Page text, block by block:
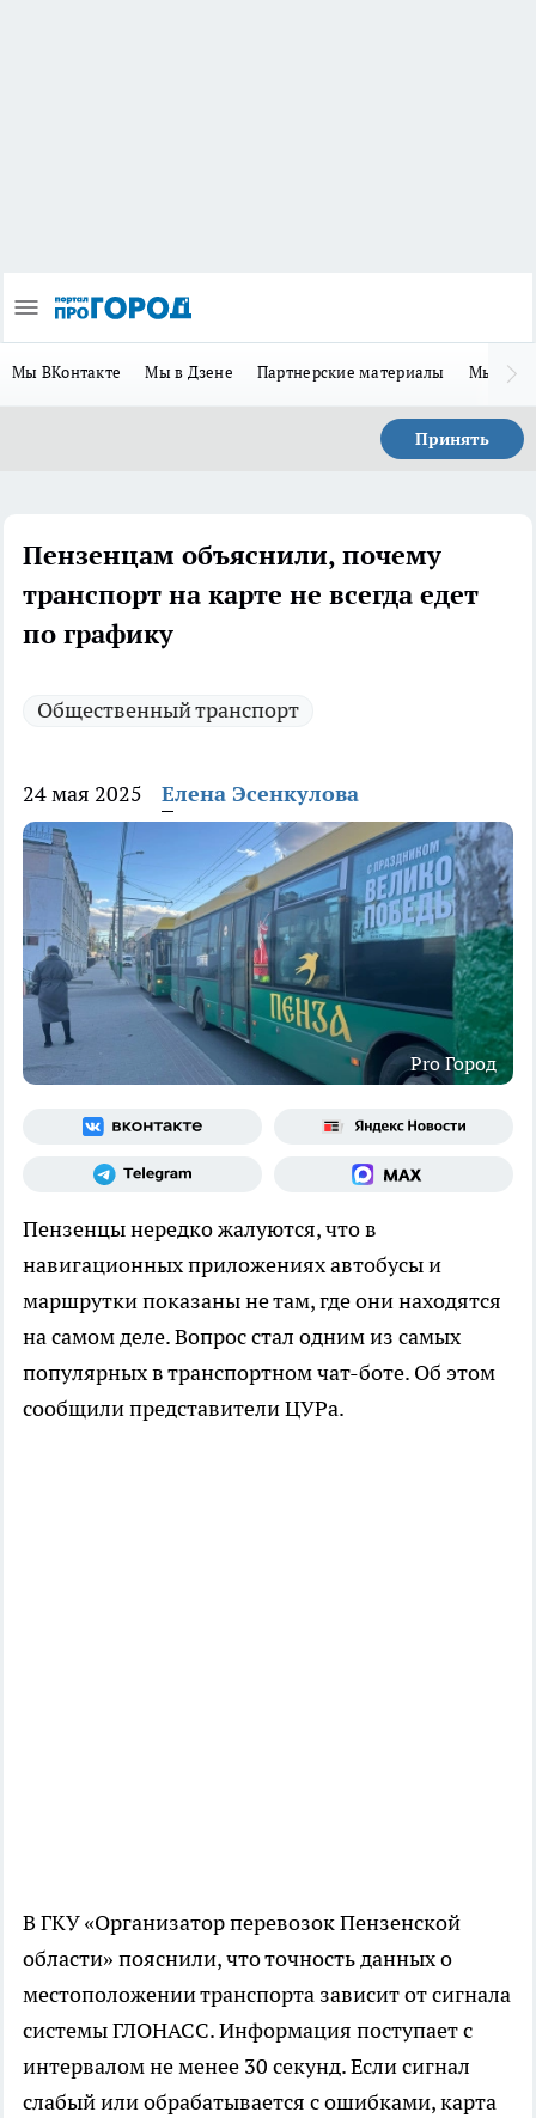
Мы ВКонтакте Мы в Дзене Партнерские материалы Мы в
Принять
Пензенцам объяснили, почему
транспорт на карте не всегда едет
по графику
Общественный транспорт
24 мая 2025 Елена Эсенкулова
Pro Город
Пензенцы нередко жалуются, что в
навигационных приложениях автобусы и
маршрутки показаны не там, где они находятся
на самом деле. Вопрос стал одним из самых
популярных в транспортном чат-боте. Об этом
сообщили представители ЦУРа.
В ГКУ «Организатор перевозок Пензенской
области» пояснили, что точность данных о
местоположении транспорта зависит от сигнала
системы ГЛОНАСС. Информация поступает с
интервалом не менее 30 секунд. Если сигнал
слабый или обрабатывается с ошибками, карта